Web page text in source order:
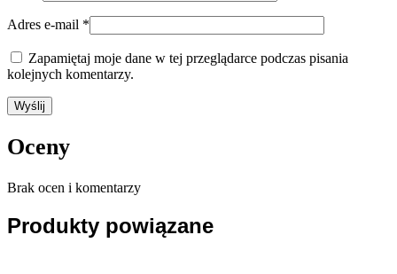
Adres e-mail *
Zapamiętaj moje dane w tej przeglądarce podczas pisania
kolejnych komentarzy.
Oceny
Brak ocen i komentarzy
Produkty powiązane